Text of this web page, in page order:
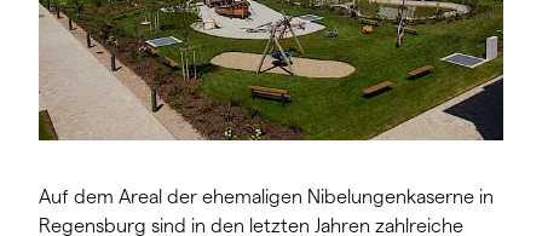
Auf dem Areal der ehemaligen Nibelungenkaserne in
Regensburg sind in den letzten Jahren zahlreiche